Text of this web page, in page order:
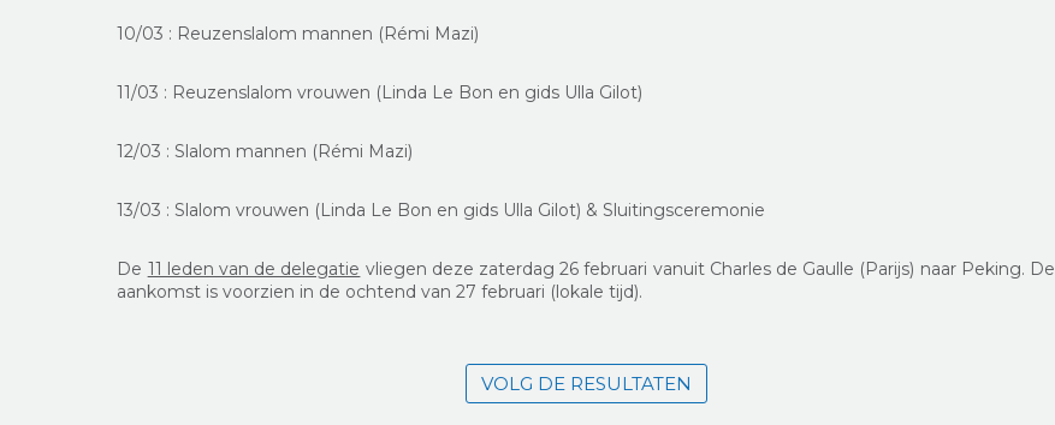
10/03 : Reuzenslalom mannen (Rémi Mazi)
11/03 : Reuzenslalom vrouwen (Linda Le Bon en gids Ulla Gilot)
12/03 : Slalom mannen (Rémi Mazi)
13/03 : Slalom vrouwen (Linda Le Bon en gids Ulla Gilot) & Sluitingsceremonie
De 11 leden van de delegatie vliegen deze zaterdag 26 februari vanuit Charles de Gaulle (Parijs) naar Peking. De
aankomst is voorzien in de ochtend van 27 februari (lokale tijd).
VOLG DE RESULTATEN